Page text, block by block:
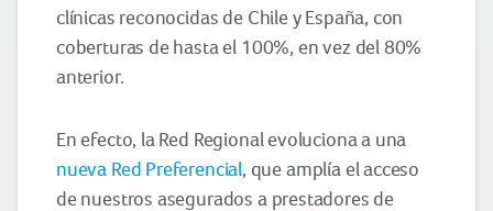
clínicas reconocidas de Chile y España, con
coberturas de hasta el 100%, en vez del 80%
anterior.
En efecto, la Red Regional evoluciona a una
nueva Red Preferencial, que amplía el acceso
de nuestros asegurados a prestadores de